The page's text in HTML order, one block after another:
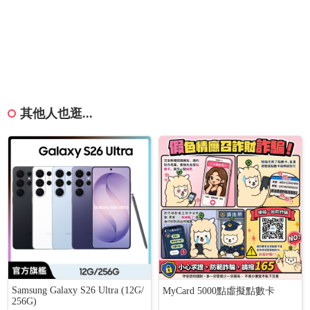
其他人也逛...
Samsung Galaxy S26 Ultra (12G/
256G)
MyCard 5000點虛擬點數卡